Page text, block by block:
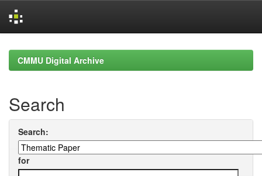
navigationCMMU Digital Archive
Search
Search:
for